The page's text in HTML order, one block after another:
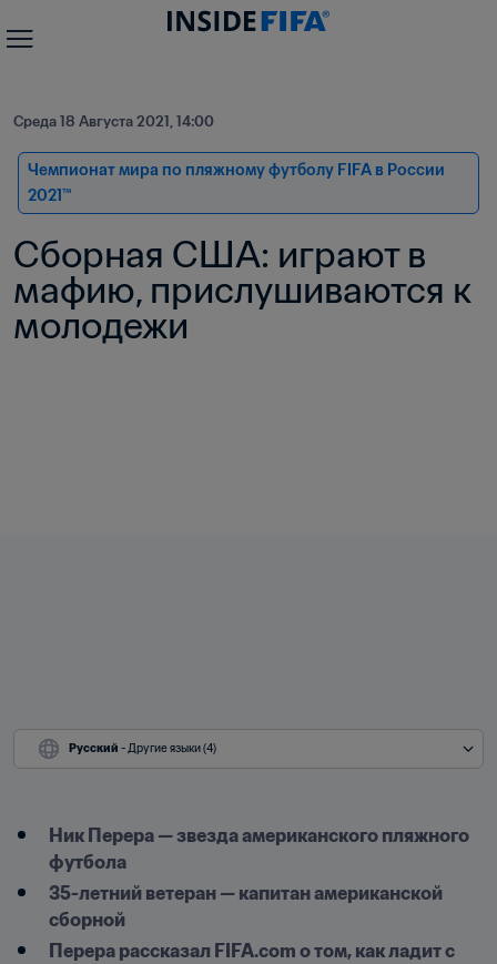
Среда 18 Августа 2021, 14:00
Чемпионат мира по пляжному футболу FIFA в России
2021™
Сборная США: играют в
мафию, прислушиваются к
молодежи
Русский - Другие языки (4)
Ник Перера — звезда американского пляжного
футбола
35-летний ветеран — капитан американской
сборной
Перера рассказал FIFA.com о том, как ладит с